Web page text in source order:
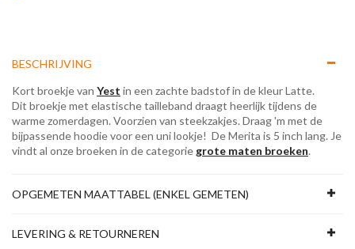
BESCHRIJVING
Kort broekje van Yest in een zachte badstof in de kleur Latte.
Dit broekje met elastische tailleband draagt heerlijk tijdens de
warme zomerdagen. Voorzien van steekzakjes. Draag 'm met de
bijpassende hoodie voor een uni lookje! De Merita is 5 inch lang. Je
vindt al onze broeken in de categorie grote maten broeken.
OPGEMETEN MAATTABEL (ENKEL GEMETEN)
LEVERING & RETOURNEREN